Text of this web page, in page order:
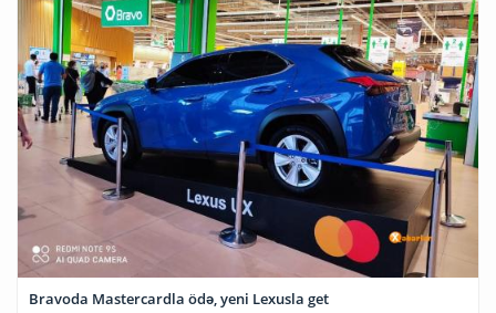
Bravoda Mastercardla ödə, yeni Lexusla get